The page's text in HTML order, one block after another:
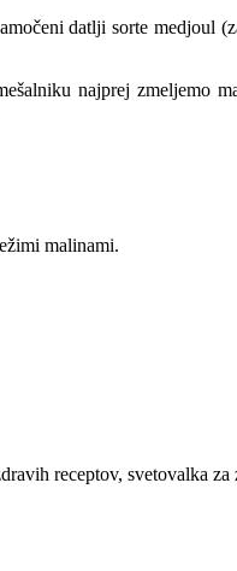
datlji sorte medjoul
najprej zmeljemo
malinami.
receptov, svetovalka